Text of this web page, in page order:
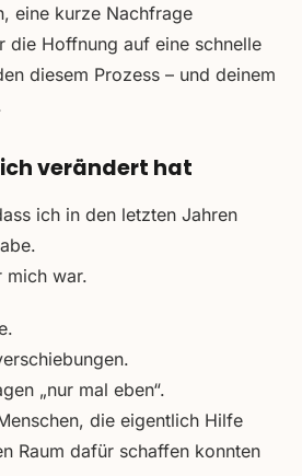
eine kurze Nachfrage
die Hoffnung auf eine schnelle
diesem Prozess – und deinem
verändert hat
ich in den letzten Jahren
mich war.
„nur mal eben“.
die eigentlich Hilfe
Raum dafür schaffen konnten